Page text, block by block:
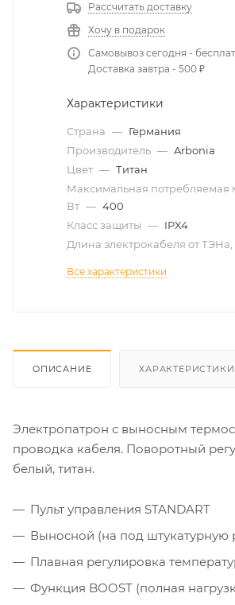
Рассчитать доставку
Хочу в подарок
Самовывоз сегодня -
Доставка завтра - 500 ₽
Характеристики
Страна — Германия
Производитель — Arbonia
Цвет — Титан
Максимальная потребляемая
Вт — 400
Класс защиты — IPX4
Длина электрокабеля от ТЭНа,
Все характеристики
ОПИСАНИЕ ХАРАКТЕРИСТИКИ
Электропатрон с выносным
проводка кабеля. Поворотный
белый, титан.
Пульт управления STANDART
Выносной (на под штукатурную
Плавная регулировка
Функция BOOST (полная